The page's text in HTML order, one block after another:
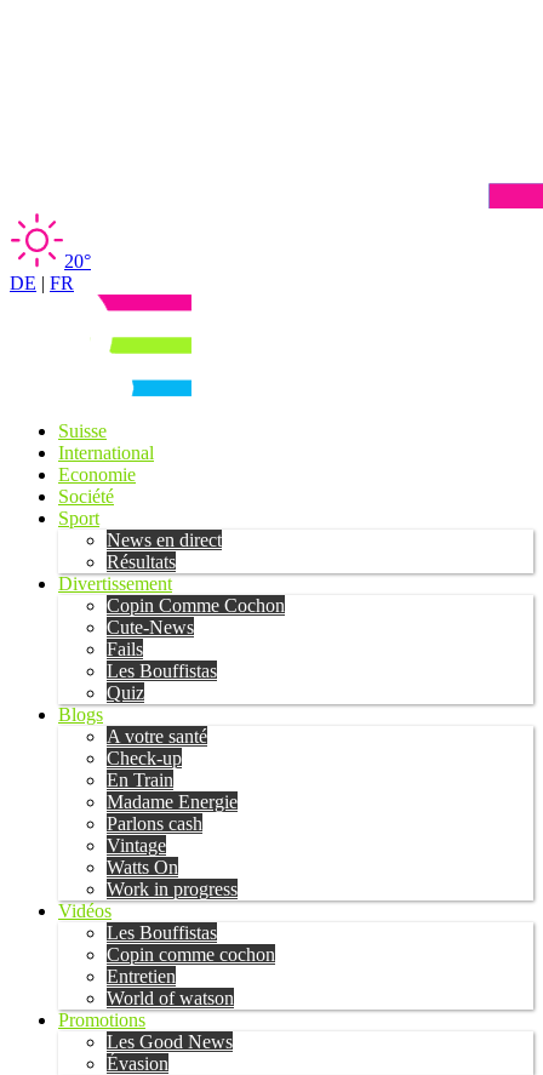
20°
DE | FR
Suisse
International
Economie
Société
Sport
News en direct
Résultats
Divertissement
Copin Comme Cochon
Cute-News
Fails
Les Bouffistas
Quiz
Blogs
A votre santé
Check-up
En Train
Madame Energie
Parlons cash
Vintage
Watts On
Work in progress
Vidéos
Les Bouffistas
Copin comme cochon
Entretien
World of watson
Promotions
Les Good News
Évasion